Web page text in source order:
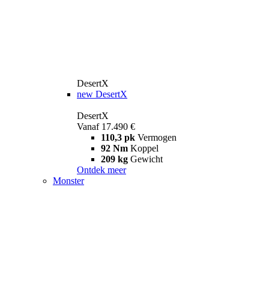
DesertX
new DesertX
DesertX
Vanaf 17.490 €
110,3 pk Vermogen
92 Nm Koppel
209 kg Gewicht
Ontdek meer
Monster